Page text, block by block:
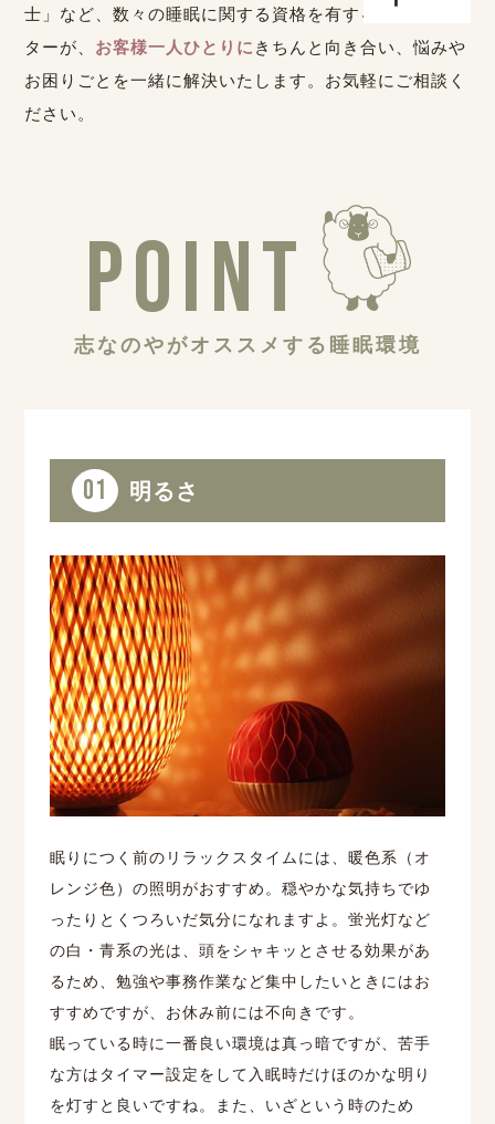
士」など、数々の睡眠に関する資格を有する睡眠マイス
ターが、 お客様一人ひとりに きちんと向き合い、悩みや
お困りごとを一緒に解決いたします。お気軽にご相談く
ださい。
POINT
志なのやがオススメする睡眠環境
01 明るさ
眠りにつく前のリラックスタイムには、暖色系（オ
レンジ色）の照明がおすすめ。穏やかな気持ちでゆ
ったりとくつろいだ気分になれますよ。蛍光灯など
の白・青系の光は、頭をシャキッとさせる効果があ
るため、勉強や事務作業など集中したいときにはお
すすめですが、お休み前には不向きです。
眠っている時に一番良い環境は真っ暗ですが、苦手
な方はタイマー設定をして入眠時だけほのかな明り
を灯すと良いですね。また、いざという時のため